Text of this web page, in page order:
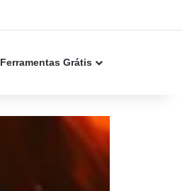
Ferramentas Grátis